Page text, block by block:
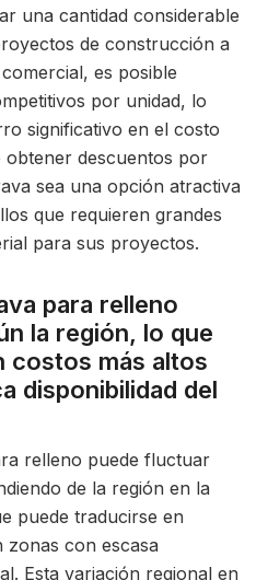
una cantidad considerable
de construcción a
es posible
por unidad, lo
significativo en el costo
obtener descuentos por
sea una opción atractiva
que requieren grandes
para sus proyectos.
para relleno
la región, lo que
costos más altos
disponibilidad del
relleno puede fluctuar
de la región en la
puede traducirse en
zonas con escasa
Esta variación regional en